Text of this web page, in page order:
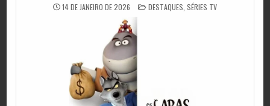
14 DE JANEIRO DE 2026 POSTED
IN
DESTAQUES SÉRIES TV